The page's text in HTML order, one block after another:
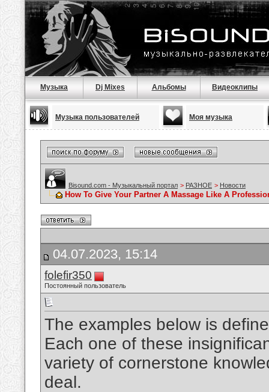
Музыка Dj Mixes Альбомы Видеоклипы
Музыка пользователей Моя музыка
Bisound.com - Музыкальный портал > РАЗНОЕ > Новости
How To Give Your Partner A Massage Like A
04.07.2023, 15:14
folefir350
Постоянный пользователь
The examples below is
Each one of these
variety of cornerstone
deal.